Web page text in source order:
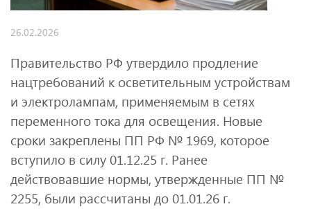
26.02.2026
Правительство РФ утвердило продление
нацтребований к осветительным устройствам
и электролампам, применяемым в сетях
переменного тока для освещения. Новые
сроки закреплены ПП РФ № 1969, которое
вступило в силу 01.12.25 г. Ранее
действовавшие нормы, утвержденные ПП №
2255, были рассчитаны до 01.01.26 г.